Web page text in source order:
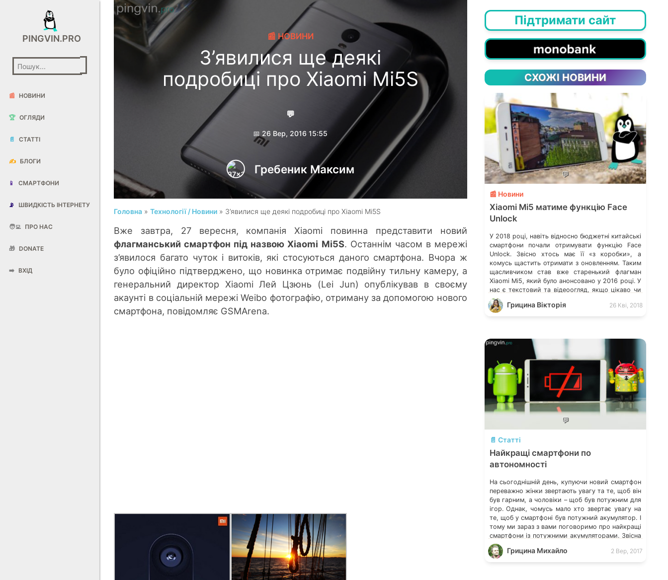
PINGVIN.PRO
📰 НОВИНИ
🏆 ОГЛЯДИ
📄 СТАТТІ
✍️ БЛОГИ
📱 СМАРТФОНИ
📡 ШВИДКІСТЬ ІНТЕРНЕТУ
🧑‍💻 ПРО НАС
🎁 DONATE
➡️ ВХІД
📰 НОВИНИ
З’явилися ще деякі
подробиці про Xiaomi Mi5S
💬
📅 26 Вер, 2016 15:55
Гребеник Максим
Головна »Технології / Новини » З’явилися ще деякі подробиці про Xiaomi Mi5S
Вже завтра, 27 вересня, компанія Xiaomi повинна представити новий
флагманський смартфон під назвою Xiaomi Mi5S. Останнім часом в мережі
з’явилося багато чуток і витоків, які стосуються даного смартфона. Вчора ж
було офіційно підтверджено, що новинка отримає подвійну тильну камеру, а
генеральний директор Xiaomi Лей Цзюнь (Lei Jun) опублікував в своєму
акаунті в соціальній мережі Weibo фотографію, отриману за допомогою нового
смартфона, повідомляє GSMArena.
Підтримати сайт
СХОЖІ НОВИНИ
💬
📰 Новини
Xiaomi Mi5 матиме функцію Face
Unlock
У 2018 році, навіть відносно бюджетні китайські
смартфони почали отримувати функцію Face
Unlock. Звісно хтось має її «з коробки», а
комусь щастить отримати з оновленням. Таким
щасливчиком став вже старенький флагман
Xiaomi Mi5, який було анонсовано у 2016 році. У
нас є текстовий та відеоогляд, якщо цікаво чи
хочете понастольгувати, вам сюди.
Грицина Вікторія 26 Кві, 2018
💬
📄 Статті
Найкращі смартфони по
автономності
На сьогоднішній день, купуючи новий смартфон
переважно жінки звертають увагу та те, щоб він
був гарним, а чоловіки – щоб був потужним для
ігор. Однак, чомусь мало хто звертає увагу на
те, щоб у смартфоні був потужний акумулятор. І
тому ми зараз з вами поговоримо про найкращі
смартфони із потужними акумуляторами. Звісна
річ, смартфони бувають […]
Грицина Михайло 2 Вер, 2017